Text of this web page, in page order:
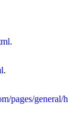
.
pages/